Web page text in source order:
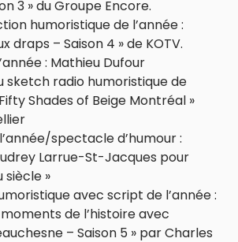
3 » du Groupe Encore.
humoristique de l’année :
draps – Saison 4 » de KOTV.
: Mathieu Dufour
sketch radio humoristique de
Fifty Shades of Beige Montréal »
spectacle d’humour :
Larrue-St-Jacques pour
siècle »
avec script de l’année :
moments de l’histoire avec
– Saison 5 » par Charles